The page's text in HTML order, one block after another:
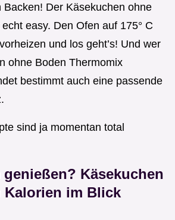
Backen! Der Käsekuchen ohne
easy. Den Ofen auf 175° C
und los geht’s! Und wer
ohne Boden Thermomix
bestimmt auch eine passende
sind ja momentan total
Käsekuchen
Kalorien im Blick